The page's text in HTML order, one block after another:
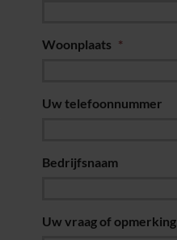
Woonplaats *
Uw telefoonnummer
Bedrijfsnaam
Uw vraag of opmerking